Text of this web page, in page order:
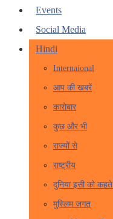
Events
Social Media
Hindi
Internaional
आप की खबरें
कारोबार
कुछ और भी
राज्यों से
राष्ट्रीय
दुनिया इसी को
मुस्लिम जगत